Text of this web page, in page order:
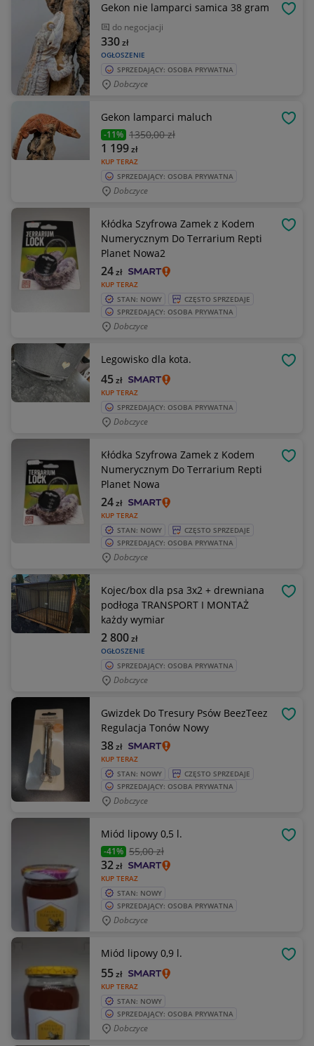
Gekon nie lamparci samica 38 gram
do negocjacji
OGŁOSZENIE
330zł
SPRZEDAJĄCY: OSOBA PRYWATNA
Dobczyce
Gekon lamparci maluch
-11% 1350,00 zł
KUP TERAZ
1 199zł
SPRZEDAJĄCY: OSOBA PRYWATNA
Dobczyce
Kłódka Szyfrowa Zamek z Kodem
Numerycznym Do Terrarium Repti
Planet Nowa2
KUP TERAZ
24zł
STAN: NOWY
CZĘSTO SPRZEDAJE
SPRZEDAJĄCY: OSOBA PRYWATNA
Dobczyce
Legowisko dla kota.
KUP TERAZ
45zł
SPRZEDAJĄCY: OSOBA PRYWATNA
Dobczyce
Kłódka Szyfrowa Zamek z Kodem
Numerycznym Do Terrarium Repti
Planet Nowa
KUP TERAZ
24zł
STAN: NOWY
CZĘSTO SPRZEDAJE
SPRZEDAJĄCY: OSOBA PRYWATNA
Dobczyce
Kojec/box dla psa 3x2 + drewniana
podłoga TRANSPORT I MONTAŻ
każdy wymiar
OGŁOSZENIE
2 800zł
SPRZEDAJĄCY: OSOBA PRYWATNA
Dobczyce
Gwizdek Do Tresury Psów BeezTeez
Regulacja Tonów Nowy
KUP TERAZ
38zł
STAN: NOWY
CZĘSTO SPRZEDAJE
SPRZEDAJĄCY: OSOBA PRYWATNA
Dobczyce
Miód lipowy 0,5 l.
-41% 55,00 zł
KUP TERAZ
32zł
STAN: NOWY
SPRZEDAJĄCY: OSOBA PRYWATNA
Dobczyce
Miód lipowy 0,9 l.
KUP TERAZ
55zł
STAN: NOWY
SPRZEDAJĄCY: OSOBA PRYWATNA
Dobczyce